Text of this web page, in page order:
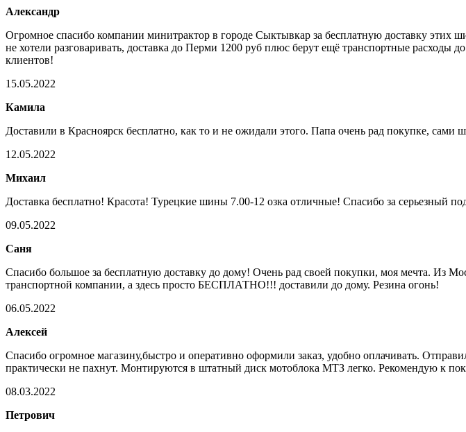
Александр
Огромное спасибо компании минитрактор в городе Сыктывкар за бесплатную доставку
не хотели разговаривать, доставка до Перми 1200 руб плюс берут ещё транспортные
клиентов!
15.05.2022
Камила
Доставили в Красноярск бесплатно, как то и не ожидали этого. Папа очень рад покупке,
12.05.2022
Михаил
Доставка бесплатно! Красота! Турецкие шины 7.00-12 озка отличные! Спасибо за серьезный
09.05.2022
Саня
Спасибо большое за бесплатную доставку до дому! Очень рад своей покупки, моя мечта. Из
транспортной компании, а здесь просто БЕСПЛАТНО!!! доставили до дому. Резина огонь!
06.05.2022
Алексей
Спасибо огромное магазину,быстро и оперативно оформили заказ, удобно оплачивать.
практически не пахнут. Монтируются в штатный диск мотоблока МТЗ легко. Рекомендую к
08.03.2022
Петрович